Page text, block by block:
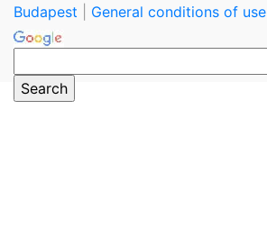
Budapest
General conditions of use